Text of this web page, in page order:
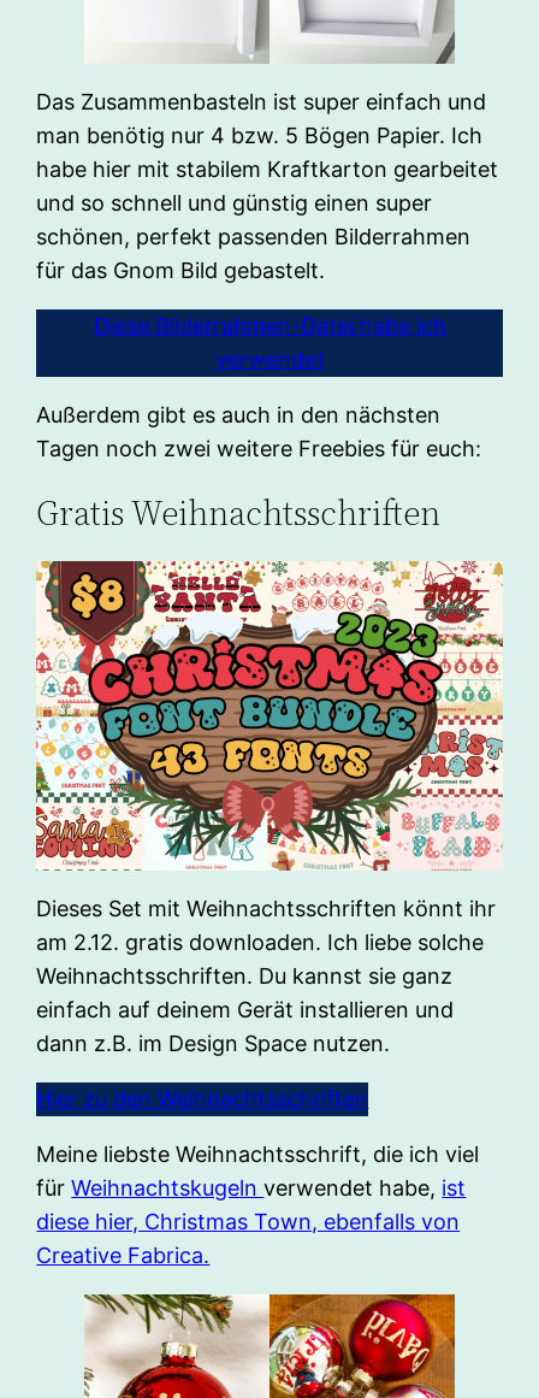
Das Zusammenbasteln ist super einfach und
man benötig nur 4 bzw. 5 Bögen Papier. Ich
habe hier mit stabilem Kraftkarton gearbeitet
und so schnell und günstig einen super
schönen, perfekt passenden Bilderrahmen
für das Gnom Bild gebastelt.
Diese Bilderrahmen-Datei habe ich
verwendet
Außerdem gibt es auch in den nächsten
Tagen noch zwei weitere Freebies für euch:
Gratis Weihnachtsschriften
Dieses Set mit Weihnachtsschriften könnt ihr
am 2.12. gratis downloaden. Ich liebe solche
Weihnachtsschriften. Du kannst sie ganz
einfach auf deinem Gerät installieren und
dann z.B. im Design Space nutzen.
Hier zu den Weihnachtsschriften
Meine liebste Weihnachtsschrift, die ich viel
fürWeihnachtskugelnverwendet habe, ist
diese hier, Christmas Town, ebenfalls von
Creative Fabrica.